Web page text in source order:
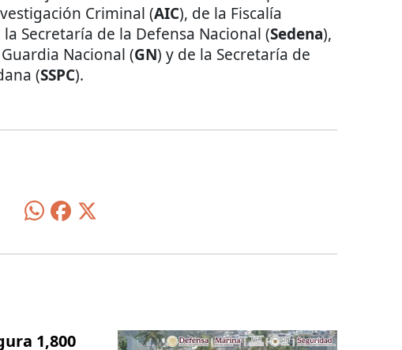
Criminal (AIC), de la Fiscalía
la Secretaría de la Defensa Nacional (Sedena),
Nacional (GN) y de la Secretaría de
(SSPC).
1,800